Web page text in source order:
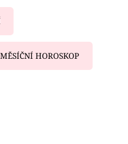
MĚSÍČNÍ HOROSKOP